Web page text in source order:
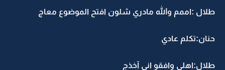
طلال :اممم والله مادري شلون افتح الموضوع معاج
حنان:تكلم عادي
طلال:اهلي وافقو اني آخذج